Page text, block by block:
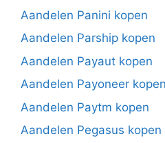
Aandelen Panini kopen
Aandelen Parship kopen
Aandelen Payaut kopen
Aandelen Payoneer kopen
Aandelen Paytm kopen
Aandelen Pegasus kopen